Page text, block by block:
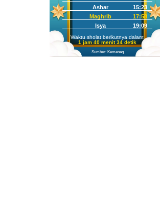
Ashar
15:23
Maghrib
17:58
Isya
19:09
Waktu sholat berikutnya dalam:
1 jam 40 menit 33 detik
Sumber: Kemenag